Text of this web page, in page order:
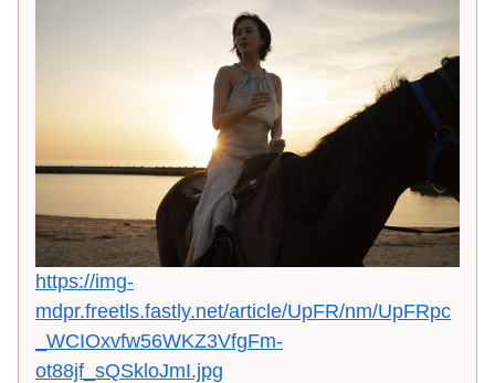
https://img-
mdpr.freetls.fastly.net/article/UpFR/nm/UpFRpc
_WCIOxvfw56WKZ3VfgFm-
ot88jf_sQSkloJmI.jpg